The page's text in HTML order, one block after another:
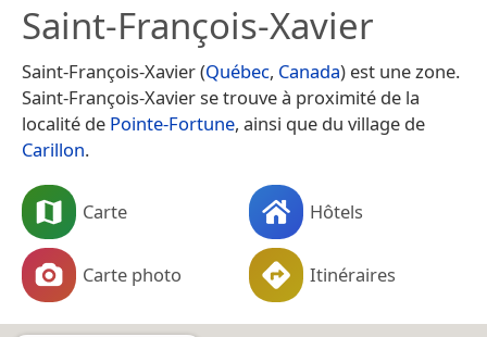
Saint-François-Xavier
Saint-François-Xavier (Québec, Canada) est une zone.
Saint-François-Xavier se trouve à proximité de la
localité de Pointe-Fortune, ainsi que du village de
Carillon.
Carte Hôtels
Carte photo Itinéraires